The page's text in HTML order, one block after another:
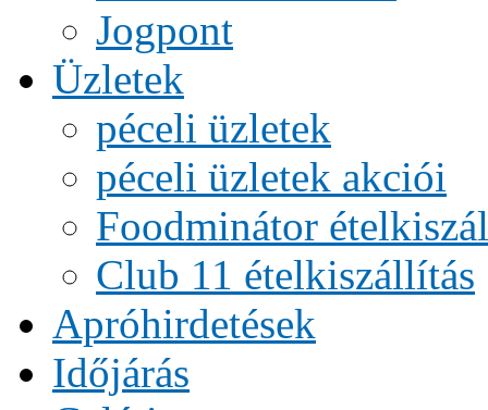
Jogpont
Üzletek
péceli üzletek
péceli üzletek akciói
Foodminátor
Club 11 ételkiszállítás
Apróhirdetések
Időjárás